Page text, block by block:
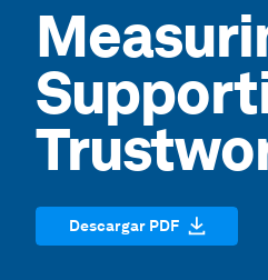
Descargar PDF